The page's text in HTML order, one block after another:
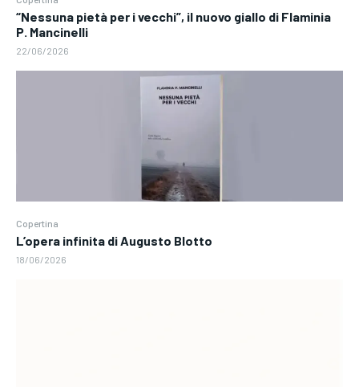
“Nessuna pietà per i vecchi”, il nuovo giallo di Flaminia
P. Mancinelli
22/06/2026
Copertina
L’opera infinita di Augusto Blotto
18/06/2026